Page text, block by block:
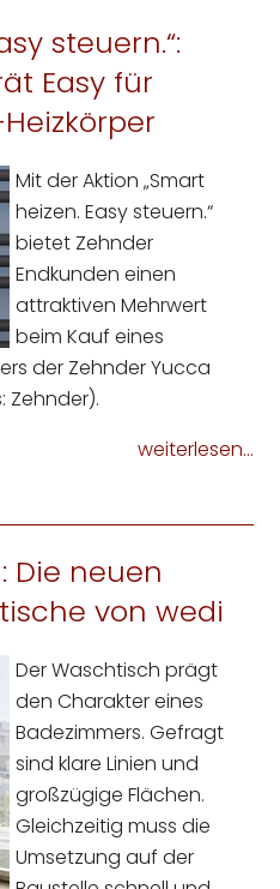
steuern.“:
Easy für
Mit der Aktion „Smart
heizen. Easy steuern.“
bietet Zehnder
Endkunden einen
attraktiven Mehrwert
beim Kauf eines
der Zehnder Yucca
Zehnder).
weiterlesen...
Die neuen
von wedi
Der Waschtisch prägt
den Charakter eines
Badezimmers. Gefragt
sind klare Linien und
großzügige Flächen.
Gleichzeitig muss die
Umsetzung auf der